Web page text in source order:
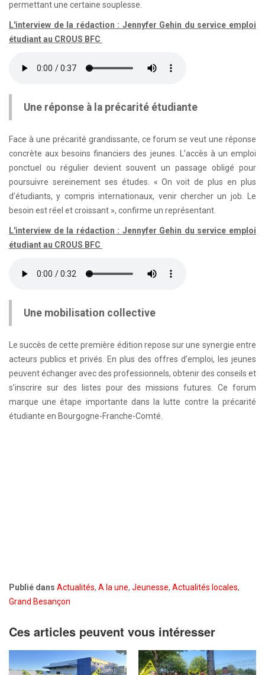
permettant une certaine souplesse.
L'interview de la rédaction : Jennyfer Gehin du service emploi
étudiant au CROUS BFC
Une réponse à la précarité étudiante
Face à une précarité grandissante, ce forum se veut une réponse
concrète aux besoins financiers des jeunes. L’accès à un emploi
ponctuel ou régulier devient souvent un passage obligé pour
poursuivre sereinement ses études. « On voit de plus en plus
d’étudiants, y compris internationaux, venir chercher un job. Le
besoin est réel et croissant », confirme un représentant.
L'interview de la rédaction : Jennyfer Gehin du service emploi
étudiant au CROUS BFC
Une mobilisation collective
Le succès de cette première édition repose sur une synergie entre
acteurs publics et privés. En plus des offres d’emploi, les jeunes
peuvent échanger avec des professionnels, obtenir des conseils et
s’inscrire sur des listes pour des missions futures. Ce forum
marque une étape importante dans la lutte contre la précarité
étudiante en Bourgogne-Franche-Comté.
Publié dans Actualités, A la une, Jeunesse, Actualités locales,
Grand Besançon
Ces articles peuvent vous intéresser